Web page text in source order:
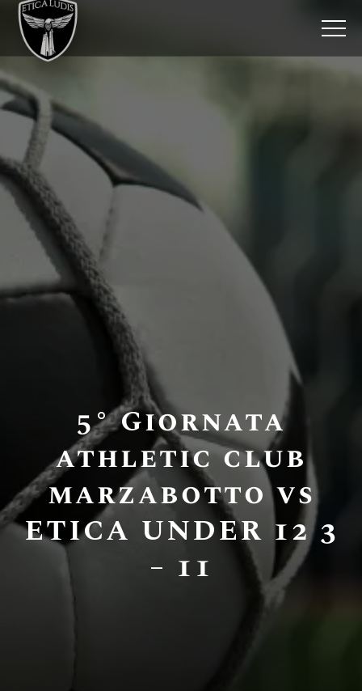
5° Giornata
athletic club
marzabotto vs
ETICA UNDER 12 3
– 11